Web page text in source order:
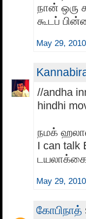
நான் ஒரு
கூடப்
May 29,
//andha
hindhi
நமக்
I can talk
டயலாக்கை
May 29,
கோபிநாத்